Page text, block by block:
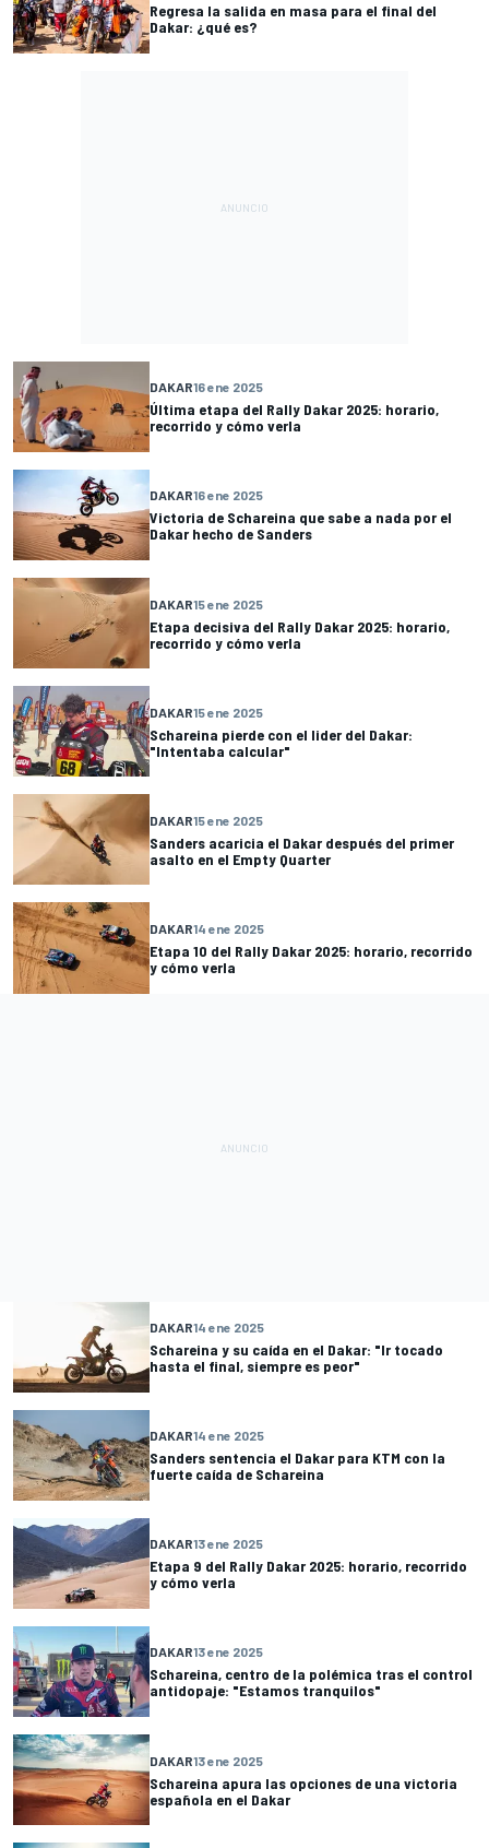
Regresa la salida en masa para el final del
Dakar: ¿qué es?
DAKAR16 ene 2025
Última etapa del Rally Dakar 2025: horario,
recorrido y cómo verla
DAKAR16 ene 2025
Victoria de Schareina que sabe a nada por el
Dakar hecho de Sanders
DAKAR15 ene 2025
Etapa decisiva del Rally Dakar 2025: horario,
recorrido y cómo verla
DAKAR15 ene 2025
Schareina pierde con el lider del Dakar:
"Intentaba calcular"
DAKAR15 ene 2025
Sanders acaricia el Dakar después del primer
asalto en el Empty Quarter
DAKAR14 ene 2025
Etapa 10 del Rally Dakar 2025: horario, recorrido
y cómo verla
DAKAR14 ene 2025
Schareina y su caída en el Dakar: "Ir tocado
hasta el final, siempre es peor"
DAKAR14 ene 2025
Sanders sentencia el Dakar para KTM con la
fuerte caída de Schareina
DAKAR13 ene 2025
Etapa 9 del Rally Dakar 2025: horario, recorrido
y cómo verla
DAKAR13 ene 2025
Schareina, centro de la polémica tras el control
antidopaje: "Estamos tranquilos"
DAKAR13 ene 2025
Schareina apura las opciones de una victoria
española en el Dakar